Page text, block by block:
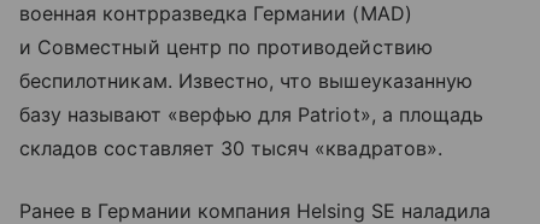
военная контрразведка Германии (MAD)
и Совместный центр по противодействию
беспилотникам. Известно, что вышеуказанную
базу называют «верфью для Patriot», а площадь
складов составляет 30 тысяч «квадратов».
Ранее в Германии компания Helsing SE наладила